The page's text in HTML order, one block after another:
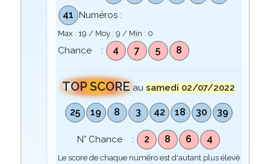
41 Numéros :
Max : 19 / Moy : 9 / Min : 0
Chance : 4 7 5 8
TOP SCORE ausamedi 02/07/2022
25 19 8 3 42 18 30 39
N° Chance : 2 8 6 4
Le score de chaque numéro est d'autant plus élevé